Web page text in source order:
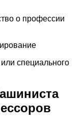
о профессии
специального